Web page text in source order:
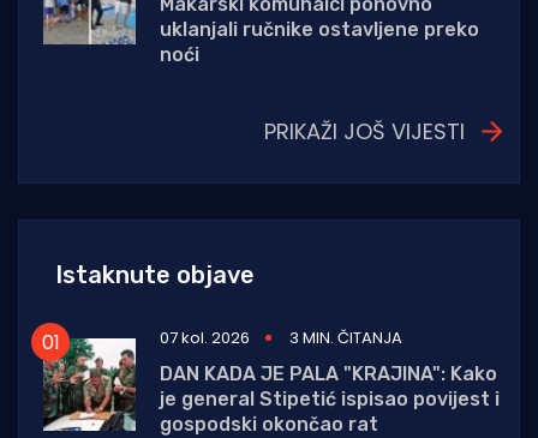
Makarski komunalci ponovno
uklanjali ručnike ostavljene preko
noći
PRIKAŽI JOŠ VIJESTI
Istaknute objave
07 kol. 2026
3 MIN. ČITANJA
DAN KADA JE PALA "KRAJINA": Kako
je general Stipetić ispisao povijest i
gospodski okončao rat